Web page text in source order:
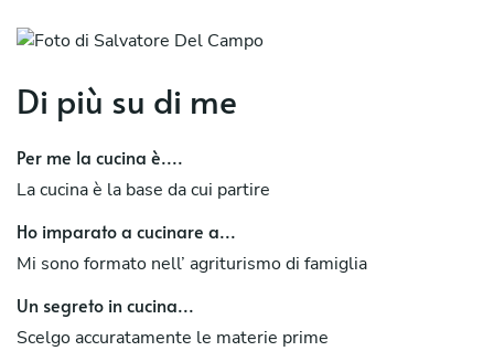
Di più su di me
Per me la cucina è....
La cucina è la base da cui partire
Ho imparato a cucinare a...
Mi sono formato nell’ agriturismo di famiglia
Un segreto in cucina...
Scelgo accuratamente le materie prime